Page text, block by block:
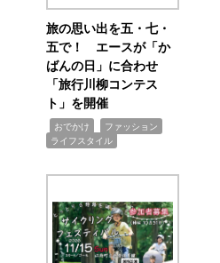
旅の思い出を五・七・
五で！ エースが「か
ばんの日」に合わせ
「旅行川柳コンテス
ト」を開催
おでかけ ファッション
ライフスタイル